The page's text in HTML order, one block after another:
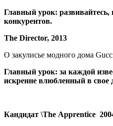
Главный урок: развивайтесь,
конкурентов.
The Director, 2013
О закулисье модного дома
Главный урок: за каждой
искренне влюбленный в свое
Кандидат \The Apprentice